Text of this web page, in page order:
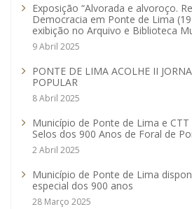
Exposição “Alvorada e alvoroço.
Democracia em Ponte de Lima
exibição no Arquivo e Biblioteca
9 Abril 2025
PONTE DE LIMA ACOLHE II
POPULAR
8 Abril 2025
Município de Ponte de Lima e
Selos dos 900 Anos de Foral de
2 Abril 2025
Município de Ponte de Lima
especial dos 900 anos
28 Março 2025